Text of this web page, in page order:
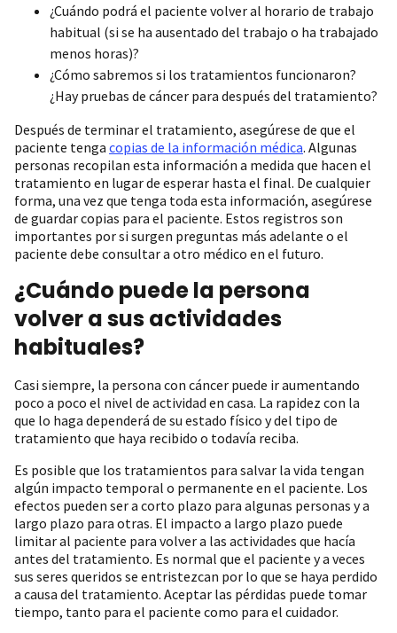
¿Cuándo podrá el paciente volver al horario de trabajo
habitual (si se ha ausentado del trabajo o ha trabajado
menos horas)?
¿Cómo sabremos si los tratamientos funcionaron?
¿Hay pruebas de cáncer para después del tratamiento?
Después de terminar el tratamiento, asegúrese de que el
paciente tenga copias de la información médica. Algunas
personas recopilan esta información a medida que hacen el
tratamiento en lugar de esperar hasta el final. De cualquier
forma, una vez que tenga toda esta información, asegúrese
de guardar copias para el paciente. Estos registros son
importantes por si surgen preguntas más adelante o el
paciente debe consultar a otro médico en el futuro.
¿Cuándo puede la persona
volver a sus actividades
habituales?
Casi siempre, la persona con cáncer puede ir aumentando
poco a poco el nivel de actividad en casa. La rapidez con la
que lo haga dependerá de su estado físico y del tipo de
tratamiento que haya recibido o todavía reciba.
Es posible que los tratamientos para salvar la vida tengan
algún impacto temporal o permanente en el paciente. Los
efectos pueden ser a corto plazo para algunas personas y a
largo plazo para otras. El impacto a largo plazo puede
limitar al paciente para volver a las actividades que hacía
antes del tratamiento. Es normal que el paciente y a veces
sus seres queridos se entristezcan por lo que se haya perdido
a causa del tratamiento. Aceptar las pérdidas puede tomar
tiempo, tanto para el paciente como para el cuidador.